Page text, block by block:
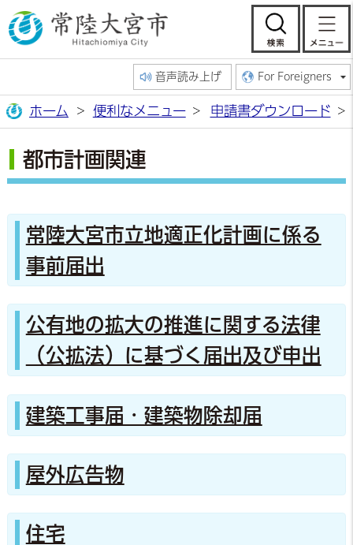
常陸大宮市公
検
音声読み上げ For Foreigners
ホーム 便利なメニュー 申請書ダウンロード
都市計画関連
常陸大宮市立地適正化計画に係る
事前届出
公有地の拡大の推進に関する法律
（公拡法）に基づく届出及び申出
建築工事届・建築物除却届
屋外広告物
住宅